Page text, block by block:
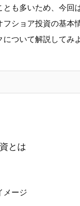
とも多いため、今回
ショア投資の基本
ついて解説してみ
とは